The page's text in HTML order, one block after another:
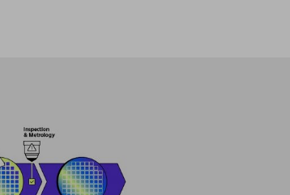
(Laser Annealing)
Etching)